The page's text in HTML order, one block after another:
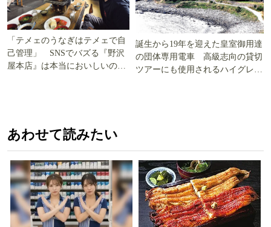
「テメェのうなぎはテメェで自
己管理」 SNSでバズる『野沢
屋本店』は本当においしいの
誕生から19年を迎えた皇室御用達
の団体専用電車 高級志向の貸切
ツアーにも使用されるハイグレー
あわせて読みたい